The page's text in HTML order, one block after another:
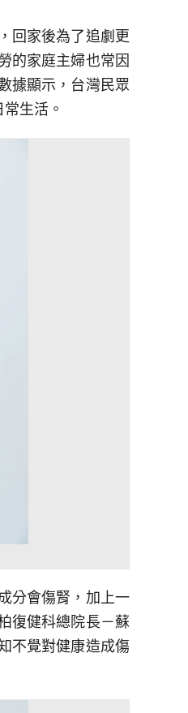
回家後為了追劇更
的家庭主婦也常因
據顯示，台灣民眾
生活。
分會傷腎，加上一
復健科總院長－蘇
不覺對健康造成傷